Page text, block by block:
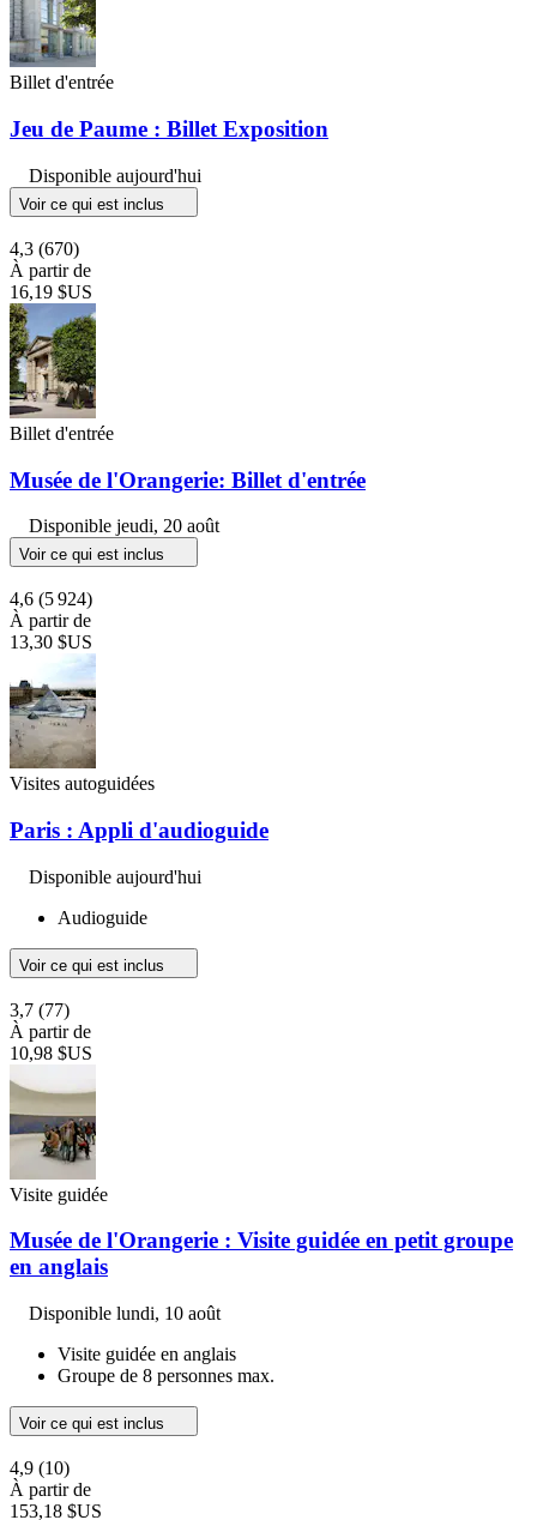
Billet d'entrée
Jeu de Paume : Billet Exposition
Disponible aujourd'hui
Voir ce qui est inclus
4,3 (670)
À partir de
16,19 $US
Billet d'entrée
Musée de l'Orangerie: Billet d'entrée
Disponible jeudi, 20 août
Voir ce qui est inclus
4,6 (5 924)
À partir de
13,30 $US
Visites autoguidées
Paris : Appli d'audioguide
Disponible aujourd'hui
Audioguide
Voir ce qui est inclus
3,7 (77)
À partir de
10,98 $US
Visite guidée
Musée de l'Orangerie : Visite guidée en petit groupe
en anglais
Disponible lundi, 10 août
Visite guidée en anglais
Groupe de 8 personnes max.
Voir ce qui est inclus
4,9 (10)
À partir de
153,18 $US